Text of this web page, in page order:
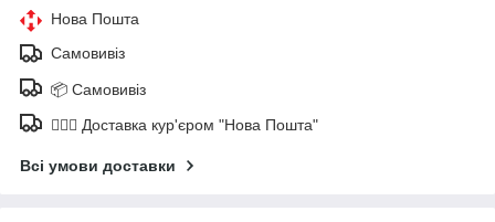
Нова Пошта
Самовивіз
📦 Самовивіз
🚶🏼‍♂️ Доставка кур'єром "Нова Пошта"
Всі умови доставки